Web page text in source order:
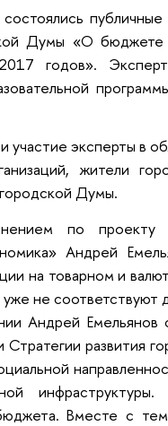
Думы «О
годов».
участие эксперты в
жители
Думы.
по проекту
Андрей
на товарном и
не соответствуют
Андрей
развития
Вместе с